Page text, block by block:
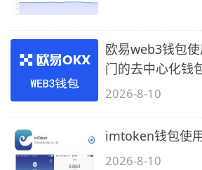
欧易web3钱包
门的去中心化钱
2026-8-10
imtoken钱包使
2026-8-10